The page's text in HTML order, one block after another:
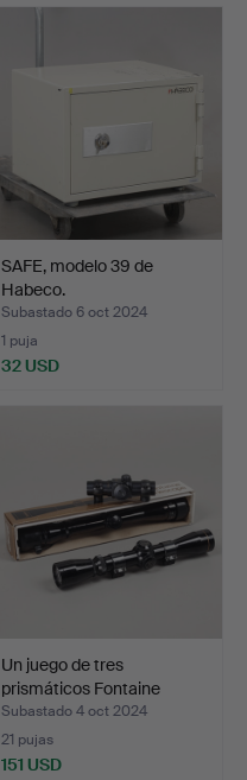
SAFE, modelo 39 de
Habeco.
Subastado 6 oct 2024
1 puja
32 USD
Un juego de tres
prismáticos Fontaine
Leup…
Subastado 4 oct 2024
21 pujas
151 USD